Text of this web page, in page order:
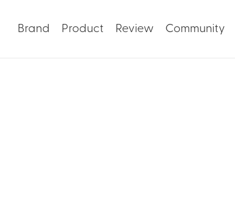
Brand Product Review Community